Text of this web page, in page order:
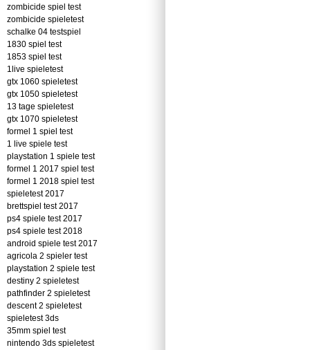
zombicide spiel test
zombicide spieletest
schalke 04 testspiel
1830 spiel test
1853 spiel test
1live spieletest
gtx 1060 spieletest
gtx 1050 spieletest
13 tage spieletest
gtx 1070 spieletest
formel 1 spiel test
1 live spiele test
playstation 1 spiele test
formel 1 2017 spiel test
formel 1 2018 spiel test
spieletest 2017
brettspiel test 2017
ps4 spiele test 2017
ps4 spiele test 2018
android spiele test 2017
agricola 2 spieler test
playstation 2 spiele test
destiny 2 spieletest
pathfinder 2 spieletest
descent 2 spieletest
spieletest 3ds
35mm spiel test
nintendo 3ds spieletest